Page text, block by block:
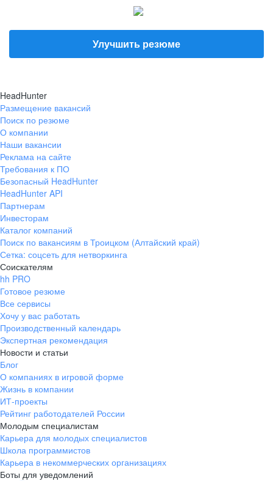
Улучшить резюме
HeadHunter
Размещение вакансий
Поиск по резюме
О компании
Наши вакансии
Реклама на сайте
Требования к ПО
Безопасный HeadHunter
HeadHunter API
Партнерам
Инвесторам
Каталог компаний
Поиск по вакансиям в Троицком (Алтайский край)
Сетка: соцсеть для нетворкинга
Соискателям
hh PRO
Готовое резюме
Все сервисы
Хочу у вас работать
Производственный календарь
Экспертная рекомендация
Новости и статьи
Блог
О компаниях в игровой форме
Жизнь в компании
ИТ-проекты
Рейтинг работодателей России
Молодым специалистам
Карьера для молодых специалистов
Школа программистов
Карьера в некоммерческих организациях
Боты для уведомлений